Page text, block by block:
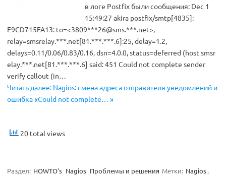
в логе Postfix были сообщения: Dec 1
15:49:27 akira postfix/smtp[4835]:
E9CD715FA13: to=<3809***26@sms.***.net>,
relay=smsrelay.***.net[81.***.***.6]:25, delay=1.2,
delays=0.11/0.06/0.83/0.16, dsn=4.0.0, status=deferred (host smsr
elay.***.net[81.***.***.6] said: 451 Could not complete sender
verify callout (in…
Читать далее: Nagios: смена адреса отправителя уведомлений и
ошибка «Could not complete… »
20 total views
Раздел: HOWTO's Nagios Проблемы и решения Метки: Nagios,